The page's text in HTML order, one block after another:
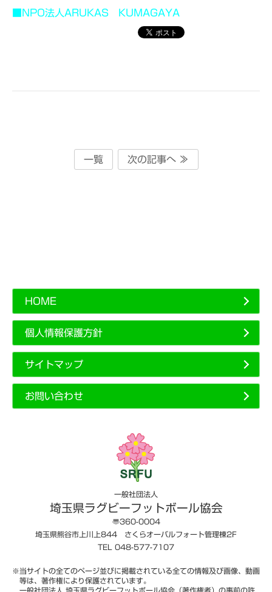
■NPO法人ARUKAS KUMAGAYA
一覧 次の記事へ ≫
HOME
個人情報保護方針
サイトマップ
お問い合わせ
一般社団法人
埼玉県ラグビーフットボール協会
〠360-0004
埼玉県熊谷市上川上844 さくらオーバルフォート管理棟2F
TEL 048-577-7107
※当サイトの全てのページ並びに掲載されている全ての情報及び画像、動画
等は、著作権により保護されています。
一般社団法人 埼玉県ラグビーフットボール協会（著作権者）の事前の許